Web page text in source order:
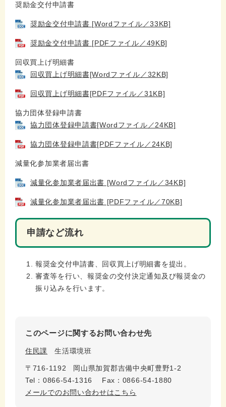
奨励金交付申請書
奨励金交付申請書 [Wordファイル／33KB]
奨励金交付申請書 [PDFファイル／49KB]
回収買上げ明細書
回収買上げ明細書[Wordファイル／32KB]
回収買上げ明細書[PDFファイル／31KB]
協力団体登録申請書
協力団体登録申請書[Wordファイル／24KB]
協力団体登録申請書[PDFファイル／24KB]
減量化参加業者届出書
減量化参加業者届出書 [Wordファイル／34KB]
減量化参加業者届出書 [PDFファイル／70KB]
申請など流れ
報奨金交付申請書、回収買上げ明細書を提出。
審査等を行い、報奨金の交付決定通知及び報奨金の
振り込みを行います。
このページに関するお問い合わせ先
住民課 生活環境班
〒716-1192
岡山県加賀郡吉備中央町豊野1-2
Tel：0866-54-1316
Fax：0866-54-1880
メールでのお問い合わせはこちら